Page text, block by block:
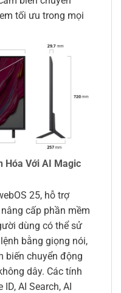
tối ưu trong mọi
Hóa Với AI Magic
25, hỗ trợ
cấp phần mềm
dùng có thể sử
bằng giọng nói,
biến chuyển động
dây. Các tính
AI Search, AI